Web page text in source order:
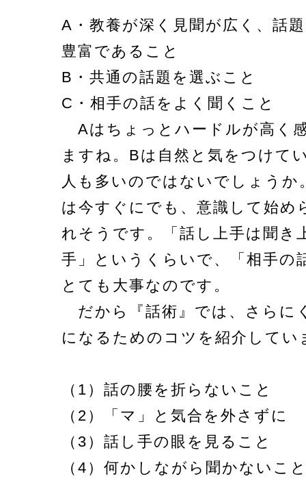
A・教養が深く見聞が広く、話
豊富であること
B・共通の話題を選ぶこと
C・相手の話をよく聞くこと
Aはちょっとハードルが高く
ますね。Bは自然と気をつけて
人も多いのではないでしょうか
は今すぐにでも、意識して始め
れそうです。「話し上手は聞き
手」というくらいで、「相手の
とても大事なのです。
だから『話術』では、さらに
になるためのコツを紹介してい
（1）話の腰を折らないこと
（2）「マ」と気合を外さずに
（3）話し手の眼を見ること
（4）何かしながら聞かないこ